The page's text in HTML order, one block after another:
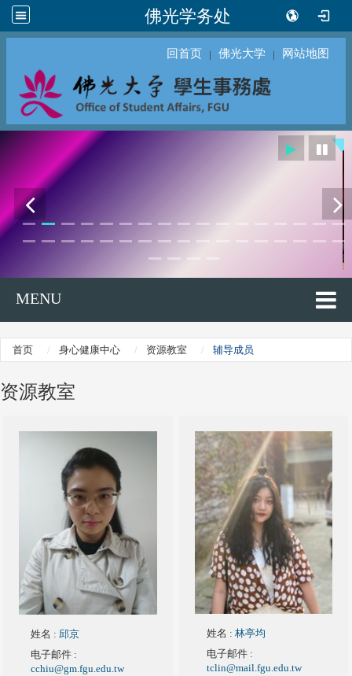
佛光学务处
回首页 ｜ 佛光大学 ｜ 网站地图
MENU
首页 身心健康中心 资源教室 辅导成员
资源教室
姓名 :邱京
电子邮件 :
cchiu@gm.fgu.edu.tw
姓名 :林亭均
电子邮件 :
tclin@mail.fgu.edu.tw